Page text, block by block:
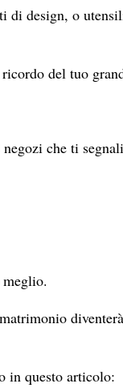
di design, o
del tuo
che ti
in questo articolo: